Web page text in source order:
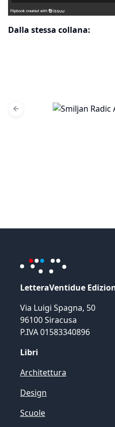
Dalla stessa collana:
Previous slide
LetteraVentidue
Via Luigi Spagna, 50
96100 Siracusa
P.IVA 01583340896
Libri
Architettura
Design
Scuole